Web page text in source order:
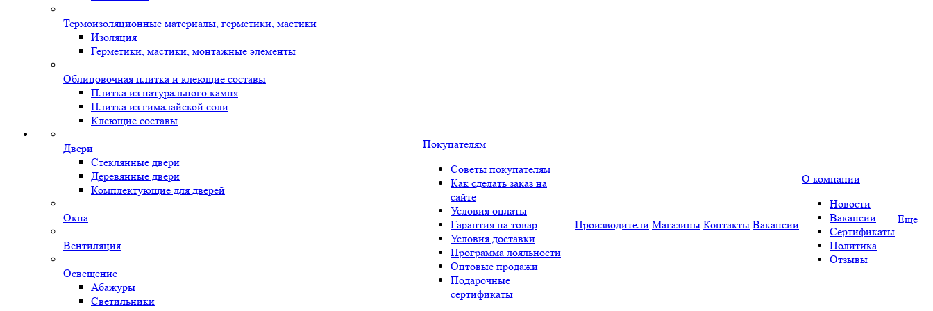
Термоизоляционные материалы, герметики, мастики
Изоляция
Герметики, мастики, монтажные элементы
Облицовочная плитка и клеющие составы
Плитка из натурального камня
Плитка из гималайской соли
Клеющие составы
Двери
Стеклянные двери
Деревянные двери
Комплектующие для дверей
Окна
Вентиляция
Освещение
Абажуры
Светильники
Покупателям
Советы покупателям
Как сделать заказ на
сайте
Условия оплаты
Гарантия на товар
Условия доставки
Программа лояльности
Оптовые продажи
Подарочные
сертификаты
Производители Магазины Контакты Вакансии
О компании
Новости
Вакансии
Сертификаты
Политика
Отзывы
Ещё